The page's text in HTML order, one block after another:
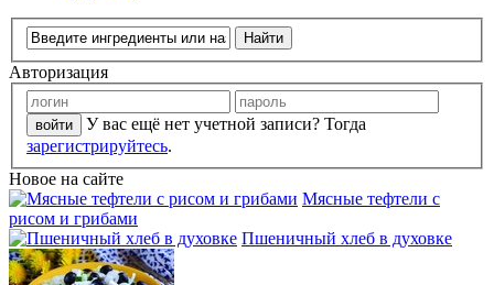
Авторизация
У вас ещё нет учетной записи? Тогда
зарегистрируйтесь.
Новое на сайте
Мясные тефтели с
рисом и грибами
Пшеничный хлеб в духовке